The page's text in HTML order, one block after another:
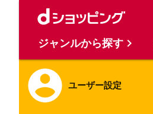
ユーザー設定
ジャンルから探す